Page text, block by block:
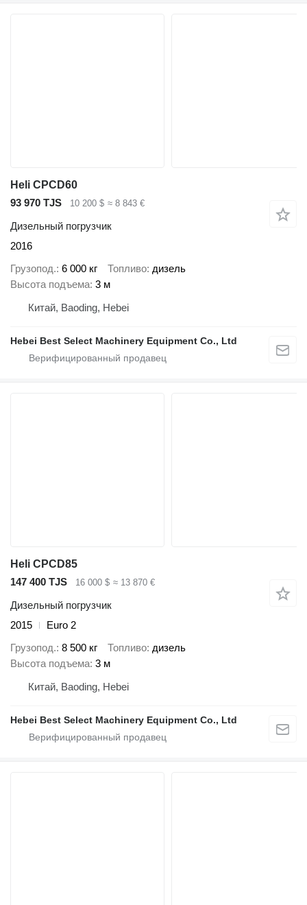
Heli CPCD60
93 970 TJS
10 200 $ ≈ 8 843 €
Дизельный погрузчик
2016
Грузопод. 6 000 кг Топливо дизель
Высота подъема 3 м
Китай, Baoding, Hebei
Hebei Best Select Machinery Equipment Co., Ltd
Heli CPCD85
147 400 TJS
16 000 $ ≈ 13 870 €
Дизельный погрузчик
2015
Euro 2
Грузопод. 8 500 кг Топливо дизель
Высота подъема 3 м
Китай, Baoding, Hebei
Hebei Best Select Machinery Equipment Co., Ltd